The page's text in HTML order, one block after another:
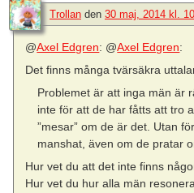
Trollan den 30 maj, 2014 kl.
@Axel Edgren: @Axel Edgren:
Det finns många tvärsäkra
Problemet är att inga män är
inte för att de har fåtts att tro
”mesar” om de är det. Utan
manshat, även om de pratar
Hur vet du att det inte finns
Hur vet du hur alla män